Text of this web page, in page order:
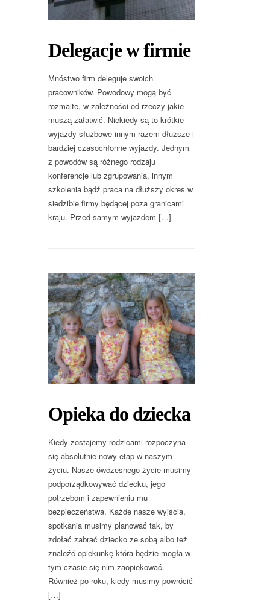
Delegacje w firmie
Mnóstwo firm deleguje swoich
pracowników. Powodowy mogą być
rozmaite, w zależności od rzeczy jakie
muszą załatwić. Niekiedy są to krótkie
wyjazdy służbowe innym razem dłuższe i
bardziej czasochłonne wyjazdy. Jednym
z powodów są różnego rodzaju
konferencje lub zgrupowania, innym
szkolenia bądź praca na dłuższy okres w
siedzibie firmy będącej poza granicami
kraju. Przed samym wyjazdem […]
Opieka do dziecka
Kiedy zostajemy rodzicami rozpoczyna
się absolutnie nowy etap w naszym
życiu. Nasze ówczesnego życie musimy
podporządkowywać dziecku, jego
potrzebom i zapewnieniu mu
bezpieczeństwa. Każde nasze wyjścia,
spotkania musimy planować tak, by
zdołać zabrać dziecko ze sobą albo też
znaleźć opiekunkę która będzie mogła w
tym czasie się nim zaopiekować.
Również po roku, kiedy musimy powrócić
[…]